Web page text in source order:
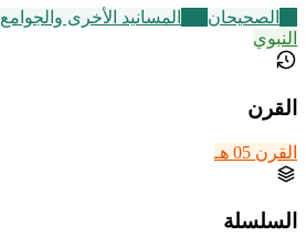
الصحيحان المسانيد الأخرى والجوامع
النبوي
القرن
القرن 05 هـ
السلسلة